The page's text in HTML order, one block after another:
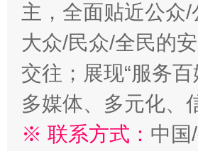
主，全面贴近公众
大众/民众/全民的
交往；展现“服务
多媒体、多元化、
※ 联系方式： 中国